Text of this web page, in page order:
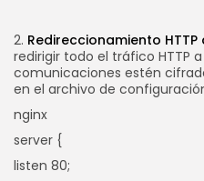
2. Redireccionamiento HTTP
redirigir todo el tráfico HTTP
comunicaciones estén
en el archivo de
nginx
server {
listen 80;